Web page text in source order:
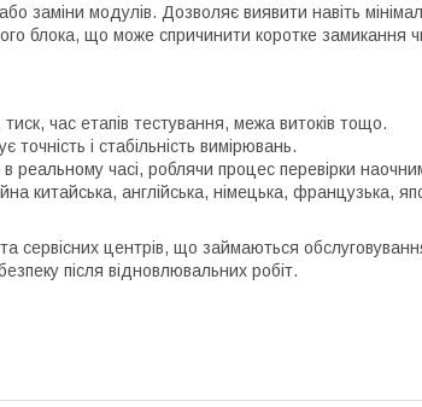
заміни модулів. Дозволяє виявити навіть
блока, що може спричинити коротке замикання
тиск, час етапів тестування, межа витоків тощо.
точність і стабільність вимірювань.
реальному часі, роблячи процес перевірки
китайська, англійська, німецька, французька,
сервісних центрів, що займаються
після відновлювальних робіт.